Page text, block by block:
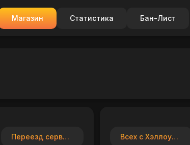
Магазин Статистика Бан-Лист
Переезд сервера CS:GO AWP 2
Всех с Хэллоуином!!